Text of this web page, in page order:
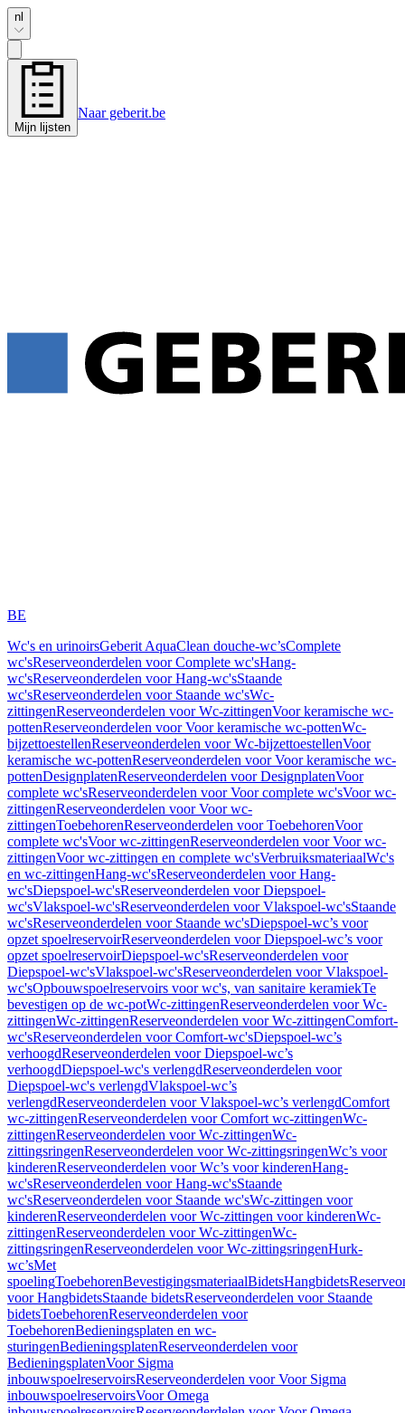
nl
Mijn lijsten
Naar geberit.be
BE
Wc's en urinoirsGeberit AquaClean douche-wc’sComplete
wc'sReserveonderdelen voor Complete wc'sHang-
wc'sReserveonderdelen voor Hang-wc'sStaande
wc'sReserveonderdelen voor Staande wc'sWc-
zittingenReserveonderdelen voor Wc-zittingenVoor keramische wc-
pottenReserveonderdelen voor Voor keramische wc-pottenWc-
bijzettoestellenReserveonderdelen voor Wc-bijzettoestellenVoor
keramische wc-pottenReserveonderdelen voor Voor keramische wc-
pottenDesignplatenReserveonderdelen voor DesignplatenVoor
complete wc'sReserveonderdelen voor Voor complete wc'sVoor wc-
zittingenReserveonderdelen voor Voor wc-
zittingenToebehorenReserveonderdelen voor ToebehorenVoor
complete wc'sVoor wc-zittingenReserveonderdelen voor Voor wc-
zittingenVoor wc-zittingen en complete wc'sVerbruiksmateriaalWc's
en wc-zittingenHang-wc'sReserveonderdelen voor Hang-
wc'sDiepspoel-wc'sReserveonderdelen voor Diepspoel-
wc'sVlakspoel-wc'sReserveonderdelen voor Vlakspoel-wc'sStaande
wc'sReserveonderdelen voor Staande wc'sDiepspoel-wc’s voor
opzet spoelreservoirReserveonderdelen voor Diepspoel-wc’s voor
opzet spoelreservoirDiepspoel-wc'sReserveonderdelen voor
Diepspoel-wc'sVlakspoel-wc'sReserveonderdelen voor Vlakspoel-
wc'sOpbouwspoelreservoirs voor wc's, van sanitaire keramiekTe
bevestigen op de wc-potWc-zittingenReserveonderdelen voor Wc-
zittingenWc-zittingenReserveonderdelen voor Wc-zittingenComfort-
wc'sReserveonderdelen voor Comfort-wc'sDiepspoel-wc’s
verhoogdReserveonderdelen voor Diepspoel-wc’s
verhoogdDiepspoel-wc's verlengdReserveonderdelen voor
Diepspoel-wc's verlengdVlakspoel-wc’s
verlengdReserveonderdelen voor Vlakspoel-wc’s verlengdComfort
wc-zittingenReserveonderdelen voor Comfort wc-zittingenWc-
zittingenReserveonderdelen voor Wc-zittingenWc-
zittingsringenReserveonderdelen voor Wc-zittingsringenWc’s voor
kinderenReserveonderdelen voor Wc’s voor kinderenHang-
wc'sReserveonderdelen voor Hang-wc'sStaande
wc'sReserveonderdelen voor Staande wc'sWc-zittingen voor
kinderenReserveonderdelen voor Wc-zittingen voor kinderenWc-
zittingenReserveonderdelen voor Wc-zittingenWc-
zittingsringenReserveonderdelen voor Wc-zittingsringenHurk-
wc’sMet
spoelingToebehorenBevestigingsmateriaalBidetsHangbidets
voor HangbidetsStaande bidetsReserveonderdelen voor Staande
bidetsToebehorenReserveonderdelen voor
ToebehorenBedieningsplaten en wc-
sturingenBedieningsplatenReserveonderdelen voor
BedieningsplatenVoor Sigma
inbouwspoelreservoirsReserveonderdelen voor Voor Sigma
inbouwspoelreservoirsVoor Omega